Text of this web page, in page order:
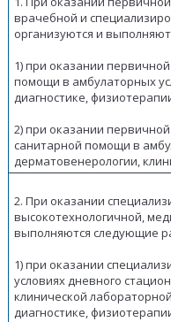
врачебной и
организуются и
1) при оказании
помощи в амбулаторных
диагностике,
2) при оказании
санитарной помощи в
дерматовенерологии,
2. При оказании
высокотехнологичной,
выполняются следующие
1) при оказании
условиях дневного
клинической
диагностике,